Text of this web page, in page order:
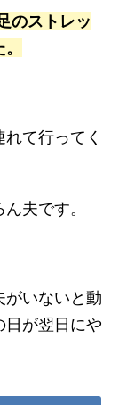
のストレッ
て行ってく
夫です。
がいないと動
日が翌日にや